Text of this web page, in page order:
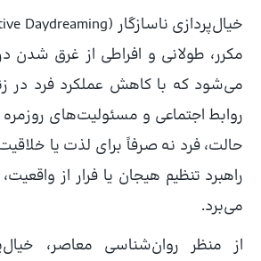
تماس
با ما
دسته‌بندی
تست‌ها
مکرر، طولانی و افراطی از غرق شدن
می‌شود که با کاهش عملکرد فرد در
روابط اجتماعی و مسئولیت‌های
حالت، فرد نه صرفاً برای لذت یا
راهبرد تنظیم هیجان یا فرار از
می‌برد.
از منظر روان‌شناسی معاصر،